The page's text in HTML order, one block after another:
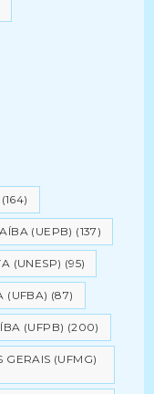
(164)
(UEPB) (137)
(UNESP) (95)
(UFBA) (87)
(UFPB) (200)
GERAIS (UFMG)